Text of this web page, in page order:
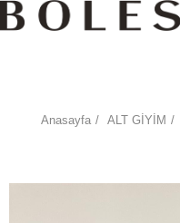
Anasayfa ALT GİYİM